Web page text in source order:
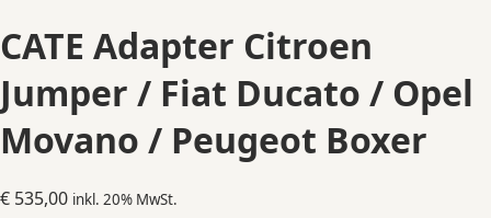
CATE Adapter Citroen
Jumper / Fiat Ducato / Opel
Movano / Peugeot Boxer
€ 535,00 inkl. 20% MwSt.